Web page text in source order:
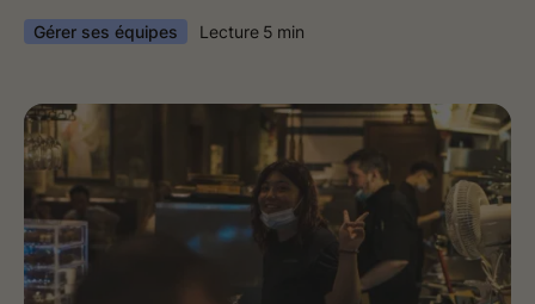
Gérer ses équipes Lecture 5 min